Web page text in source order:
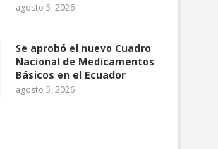
agosto 5, 2026
Se aprobó el nuevo Cuadro
Nacional de Medicamentos
Básicos en el Ecuador
agosto 5, 2026